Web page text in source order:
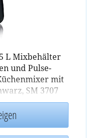
L Mixbehälter
und Pulse-
mit
SM 3707